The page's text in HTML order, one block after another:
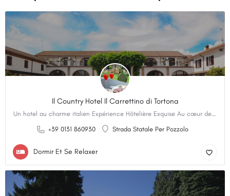
Il Country Hotel Il Carrettino di Tortona
Un hotel au charme italien Expérience Hôtelière Exquise Au cœur de la région d’Alessandria en Italie,…
+39 0131 860930
Strada Statale Per Pozzolo
Dormir Et Se Relaxer